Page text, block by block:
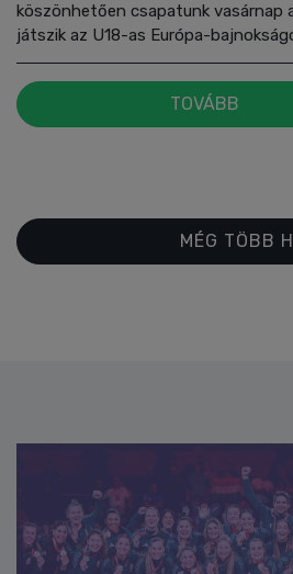
köszönhetően csapatunk vasárnap
játszik az U18-as Európa-
TOVÁBB
MÉG TÖBB